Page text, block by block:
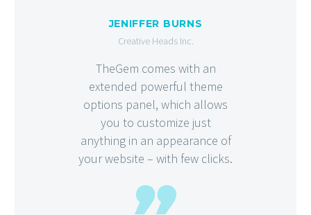
JENIFFER BURNS
Creative Heads Inc.
TheGem comes with an
extended powerful theme
options panel, which allows
you to customize just
anything in an appearance of
your website – with few clicks.